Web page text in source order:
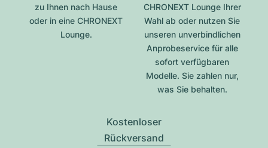
zu Ihnen nach Hause
oder in eine CHRONEXT
Lounge.
CHRONEXT Lounge Ihrer
Wahl ab oder nutzen Sie
unseren unverbindlichen
Anprobeservice für alle
sofort verfügbaren
Modelle. Sie zahlen nur,
was Sie behalten.
Kostenloser
Rückversand